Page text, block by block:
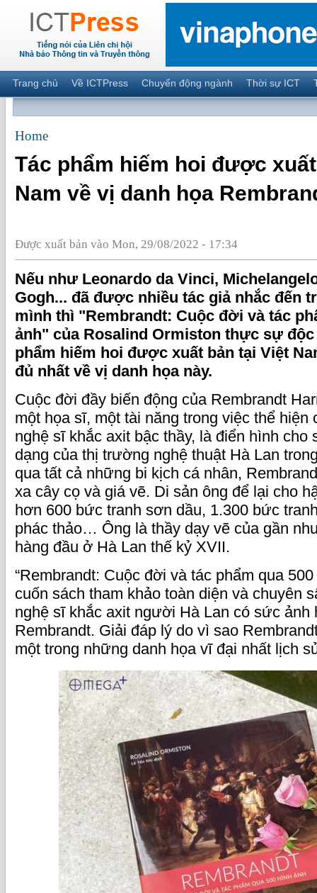
Trang chủ Về ICTPress Chuyển động ngành Thời sự ICT
Home
Tác phẩm hiếm hoi được
Nam về vị danh họa
Được xuất bản vào Mon, 29/08/2022 - 17:34
Nếu như Leonardo da Vinci,
Gogh... đã được nhiều tác giả nhắc đến
mình thì "Rembrandt: Cuộc đời và tác
ảnh" của Rosalind Ormiston thực sự
phẩm hiếm hoi được xuất bản tại Việt
đủ nhất về vị danh họa này.
Cuộc đời đầy biến động của Rembrandt
một họa sĩ, một tài năng trong việc thể hiện
nghệ sĩ khắc axit bậc thầy, là điển hình cho
dạng của thị trường nghệ thuật Hà Lan
qua tất cả những bi kịch cá nhân,
xa cây cọ và giá vẽ. Di sản ông để lại cho
hơn 600 bức tranh sơn dầu, 1.300 bức
phác thảo… Ông là thầy dạy vẽ của gần
hàng đầu ở Hà Lan thế kỷ XVII.
“Rembrandt: Cuộc đời và tác phẩm qua
cuốn sách tham khảo toàn diện và chuyên
nghệ sĩ khắc axit người Hà Lan có sức
Rembrandt. Giải đáp lý do vì sao
một trong những danh họa vĩ đại nhất lịch